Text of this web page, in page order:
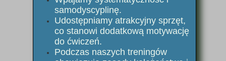
samodyscyplinę.
Udostępniamy atrakcyjny sprzęt,
co stanowi dodatkową motywację
do ćwiczeń.
Podczas naszych treningów